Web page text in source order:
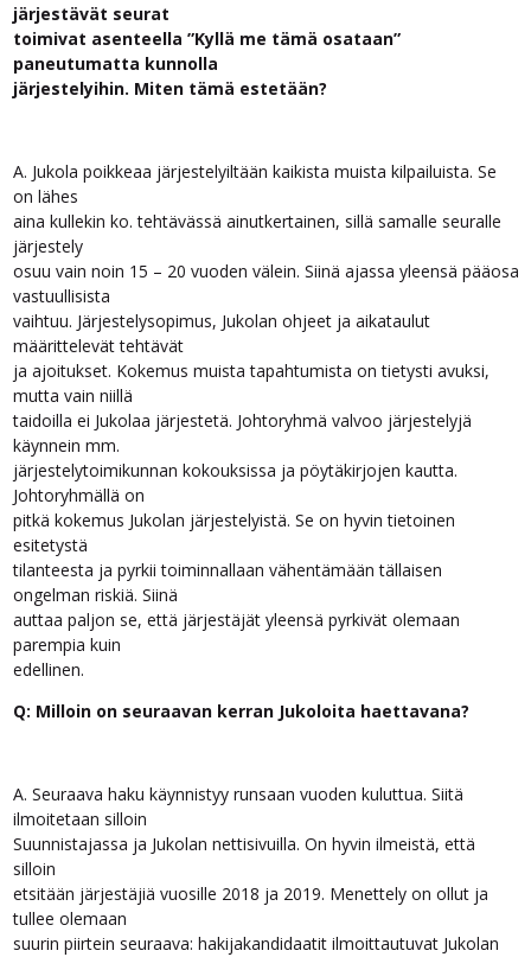
järjestävät seurat
toimivat asenteella ”Kyllä me tämä osataan”
paneutumatta kunnolla
järjestelyihin. Miten tämä estetään?
A. Jukola poikkeaa järjestelyiltään kaikista muista kilpailuista. Se
on lähes
aina kullekin ko. tehtävässä ainutkertainen, sillä samalle seuralle
järjestely
osuu vain noin 15 – 20 vuoden välein. Siinä ajassa yleensä pääosa
vastuullisista
vaihtuu. Järjestelysopimus, Jukolan ohjeet ja aikataulut
määrittelevät tehtävät
ja ajoitukset. Kokemus muista tapahtumista on tietysti avuksi,
mutta vain niillä
taidoilla ei Jukolaa järjestetä. Johtoryhmä valvoo järjestelyjä
käynnein mm.
järjestelytoimikunnan kokouksissa ja pöytäkirjojen kautta.
Johtoryhmällä on
pitkä kokemus Jukolan järjestelyistä. Se on hyvin tietoinen
esitetystä
tilanteesta ja pyrkii toiminnallaan vähentämään tällaisen
ongelman riskiä. Siinä
auttaa paljon se, että järjestäjät yleensä pyrkivät olemaan
parempia kuin
edellinen.
Q: Milloin on seuraavan kerran Jukoloita haettavana?
A. Seuraava haku käynnistyy runsaan vuoden kuluttua. Siitä
ilmoitetaan silloin
Suunnistajassa ja Jukolan nettisivuilla. On hyvin ilmeistä, että
silloin
etsitään järjestäjiä vuosille 2018 ja 2019. Menettely on ollut ja
tullee olemaan
suurin piirtein seuraava: hakijakandidaatit ilmoittautuvat Jukolan